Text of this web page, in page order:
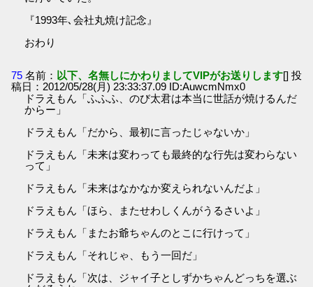
『1993年､会社丸焼け記念』
おわり
75 名前： 以下、名無しにかわりましてVIPがお送りします[] 投
稿日：2012/05/28(月) 23:33:37.09 ID:AuwcmNmx0
ドラえもん「ふふふ、のび太君は本当に世話が焼けるんだ
からー」
ドラえもん「だから、最初に言ったじゃないか」
ドラえもん「未来は変わっても最終的な行先は変わらない
って」
ドラえもん「未来はなかなか変えられないんだよ」
ドラえもん「ほら、またせわしくんがうるさいよ」
ドラえもん「またお爺ちゃんのとこに行けって」
ドラえもん「それじゃ、もう一回だ」
ドラえもん「次は、ジャイ子としずかちゃんどっちを選ぶ